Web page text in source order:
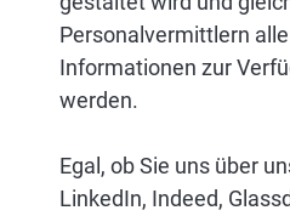
Personalvermittlern
Informationen zur
werden.
Egal, ob Sie uns über
LinkedIn, Indeed,